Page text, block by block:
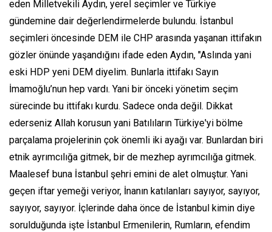
eden Milletvekili Aydın, yerel seçimler ve Türkiye
gündemine dair değerlendirmelerde bulundu. İstanbul
seçimleri öncesinde DEM ile CHP arasında yaşanan ittifakın
gözler önünde yaşandığını ifade eden Aydın, "Aslında yani
eski HDP yeni DEM diyelim. Bunlarla ittifakı Sayın
İmamoğlu’nun hep vardı. Yani bir önceki yönetim seçim
sürecinde bu ittifakı kurdu. Sadece onda değil. Dikkat
ederseniz Allah korusun yani Batılıların Türkiye'yi bölme
parçalama projelerinin çok önemli iki ayağı var. Bunlardan biri
etnik ayrımcılığa gitmek, bir de mezhep ayrımcılığa gitmek.
Maalesef buna İstanbul şehri emini de alet olmuştur. Yani
geçen iftar yemeği veriyor, İnanın katılanları sayıyor, sayıyor,
sayıyor, sayıyor. İçlerinde daha önce de İstanbul kimin diye
sorulduğunda işte İstanbul Ermenilerin, Rumların, efendim